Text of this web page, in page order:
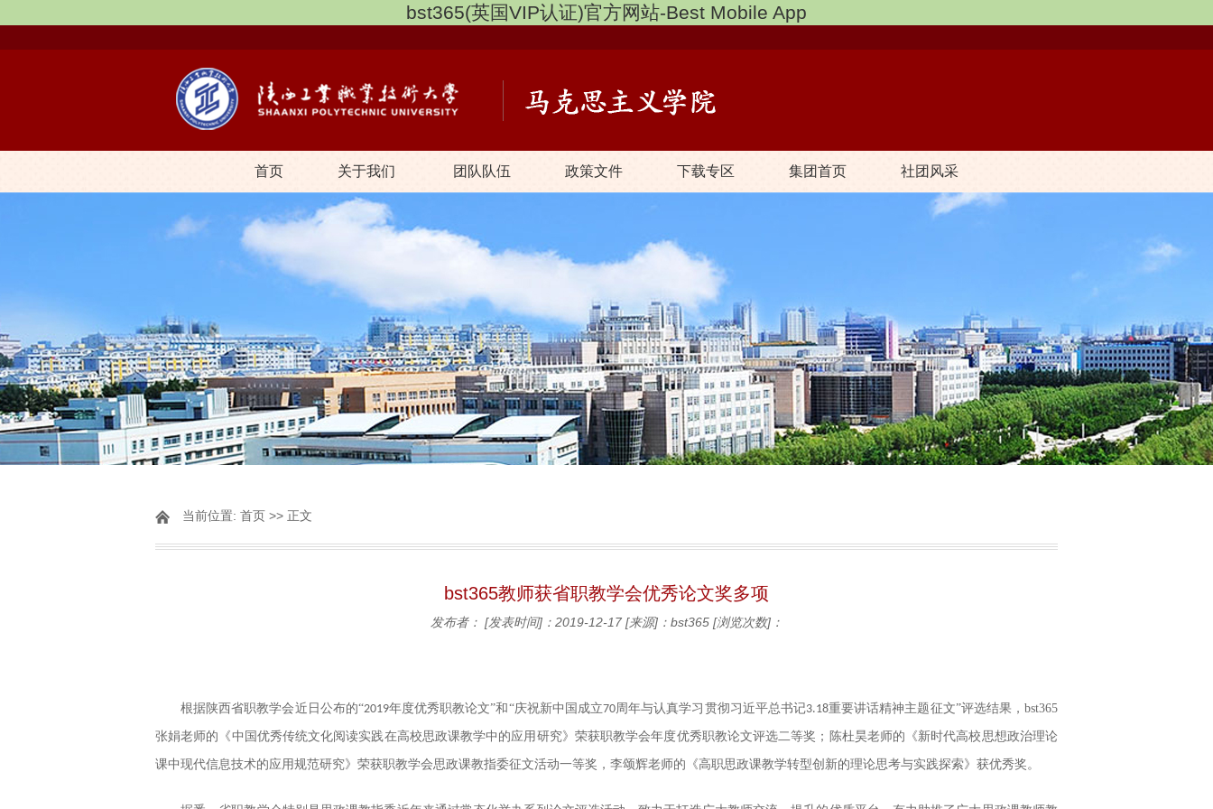
bst365(英国VIP认证)官方网站-Best Mobile App
首页 关于我们 团队队伍 政策文件 下载专区 集团首页 社团风采
当前位置: 首页 >> 正文
bst365教师获省职教学会优秀论文奖多项
发布者： [发表时间]：2019-12-17 [来源]：bst365 [浏览次数]：
根据陕西省职教学会近日公布的“2019年度优秀职教论文”和“庆祝新中国成立70周年与认真学习贯彻习近平总书记3.18重要讲话精神主题征文”评选结果，bst365
张娟老师的《中国优秀传统文化阅读实践在高校思政课教学中的应用研究》荣获职教学会年度优秀职教论文评选二等奖；陈杜昊老师的《新时代高校思想政治理论
课中现代信息技术的应用规范研究》荣获职教学会思政课教指委征文活动一等奖，李颂辉老师的《高职思政课教学转型创新的理论思考与实践探索》获优秀奖。